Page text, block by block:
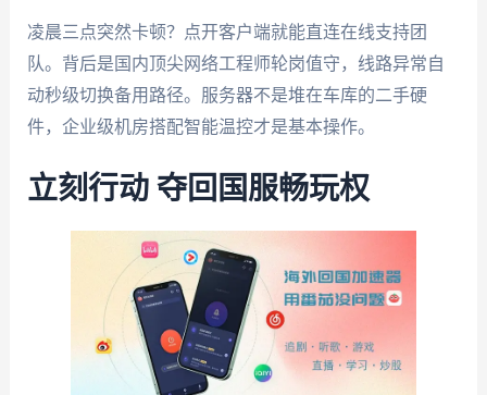
凌晨三点突然卡顿？点开客户端就能直连在线支持团
队。背后是国内顶尖网络工程师轮岗值守，线路异常自
动秒级切换备用路径。服务器不是堆在车库的二手硬
件，企业级机房搭配智能温控才是基本操作。
立刻行动 夺回国服畅玩权